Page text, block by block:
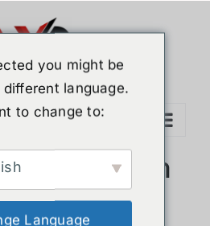
แว่นที่เบา
อร์ที่น่าสนใจ
you might be
different language.
to change to:
Language